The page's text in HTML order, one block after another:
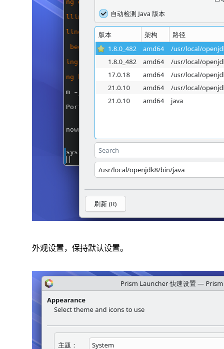
外观设置，保持默认设置。